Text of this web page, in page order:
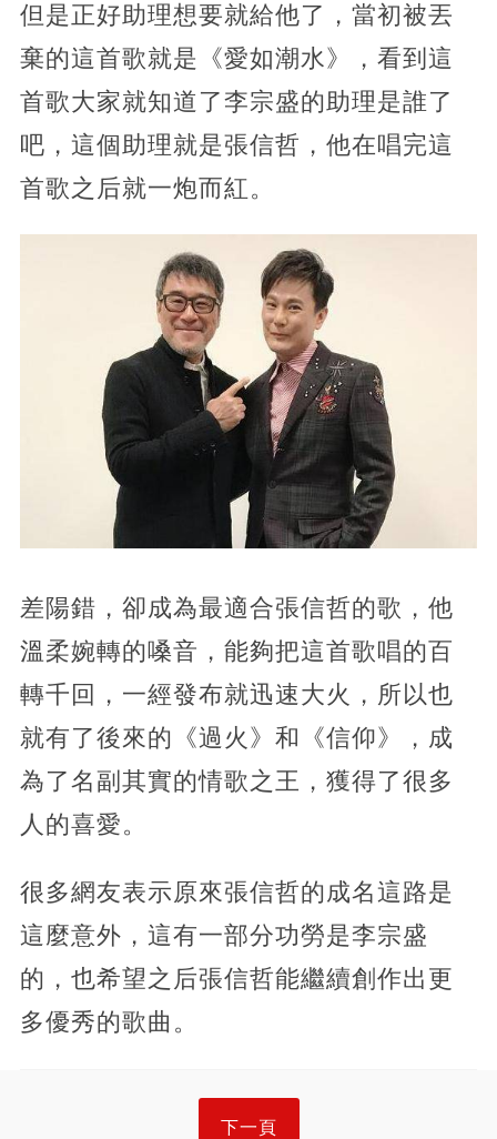
但是正好助理想要就給他了，當初被丟
棄的這首歌就是《愛如潮水》，看到這
首歌大家就知道了李宗盛的助理是誰了
吧，這個助理就是張信哲，他在唱完這
首歌之后就一炮而紅。
差陽錯，卻成為最適合張信哲的歌，他
溫柔婉轉的嗓音，能夠把這首歌唱的百
轉千回，一經發布就迅速大火，所以也
就有了後來的《過火》和《信仰》，成
為了名副其實的情歌之王，獲得了很多
人的喜愛。
很多網友表示原來張信哲的成名這路是
這麼意外，這有一部分功勞是李宗盛
的，也希望之后張信哲能繼續創作出更
多優秀的歌曲。
下一頁